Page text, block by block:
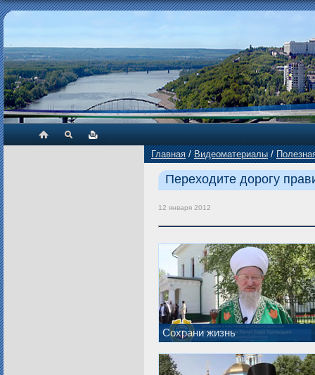
Главная/Видеоматериалы/
Переходите дорогу
12 января 2012
Сохрани жизнь